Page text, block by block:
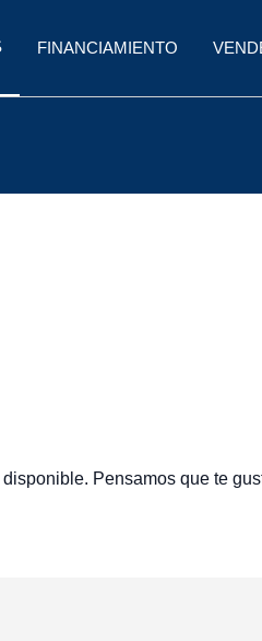
FINANCIAMIENTO
Pensamos que te